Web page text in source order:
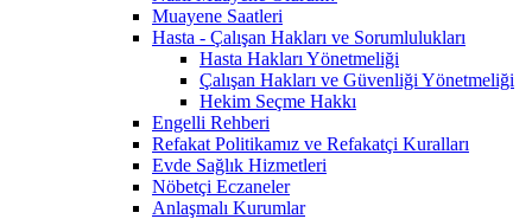
Muayene Saatleri
Hasta - Çalışan Hakları ve Sorumlulukları
Hasta Hakları Yönetmeliği
Çalışan Hakları ve Güvenliği Yönetmeliği
Hekim Seçme Hakkı
Engelli Rehberi
Refakat Politikamız ve Refakatçi Kuralları
Evde Sağlık Hizmetleri
Nöbetçi Eczaneler
Anlaşmalı Kurumlar